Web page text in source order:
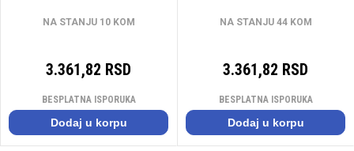
NA STANJU 10 KOM
3.361,82 RSD
BESPLATNA ISPORUKA
Dodaj u korpu
NA STANJU 44 KOM
3.361,82 RSD
BESPLATNA ISPORUKA
Dodaj u korpu